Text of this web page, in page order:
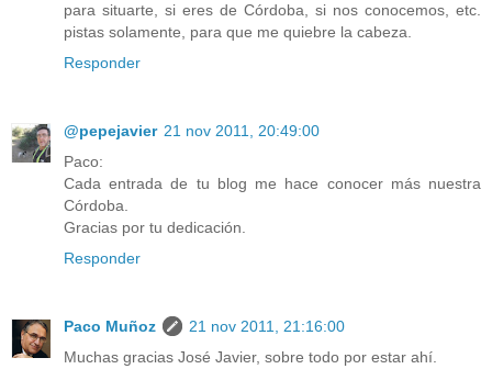
para situarte, si eres de Córdoba, si nos conocemos, etc.
pistas solamente, para que me quiebre la cabeza.
Responder
@pepejavier 21 nov 2011, 20:49:00
Paco:
Cada entrada de tu blog me hace conocer más nuestra
Córdoba.
Gracias por tu dedicación.
Responder
Paco Muñoz
21 nov 2011, 21:16:00
Muchas gracias José Javier, sobre todo por estar ahí.